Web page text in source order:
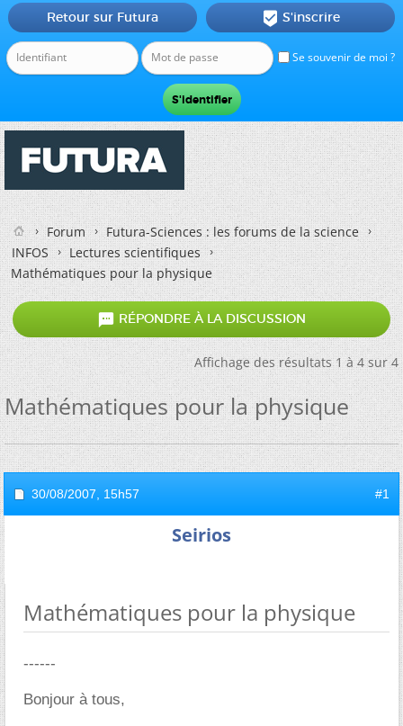
Se souvenir de moi ?
Retour sur Futura  S'inscrire
Forum
Futura-Sciences : les forums de la science
INFOS
Lectures scientifiques
Mathématiques pour la physique
 RÉPONDRE À LA DISCUSSION
Affichage des résultats 1 à 4 sur 4
Mathématiques pour la physique
30/08/2007, 15h57 #1
Seirios
Mathématiques pour la physique
------
Bonjour à tous,